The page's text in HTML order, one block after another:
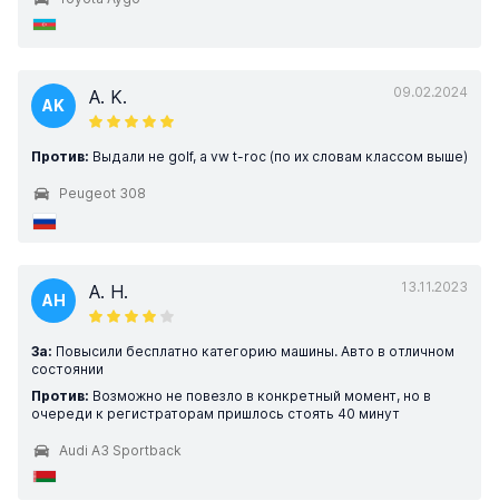
09.02.2024
AK A. K.
Против: Выдали не golf, а vw t-roc (по их словам классом выше)
Peugeot 308
13.11.2023
AH A. H.
За: Повысили бесплатно категорию машины. Авто в отличном
состоянии
Против: Возможно не повезло в конкретный момент, но в
очереди к регистраторам пришлось стоять 40 минут
Audi A3 Sportback